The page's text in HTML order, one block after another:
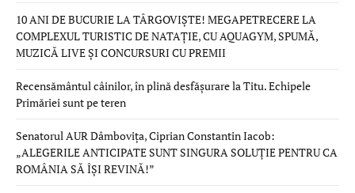
10 ANI DE BUCURIE LA TÂRGOVIȘTE! MEGAPETRECERE LA
COMPLEXUL TURISTIC DE NATAȚIE, CU AQUAGYM, SPUMĂ,
MUZICĂ LIVE ȘI CONCURSURI CU PREMII
Recensământul câinilor, în plină desfășurare la Titu. Echipele
Primăriei sunt pe teren
Senatorul AUR Dâmbovița, Ciprian Constantin Iacob:
„ALEGERILE ANTICIPATE SUNT SINGURA SOLUȚIE PENTRU CA
ROMÂNIA SĂ ÎȘI REVINĂ!”